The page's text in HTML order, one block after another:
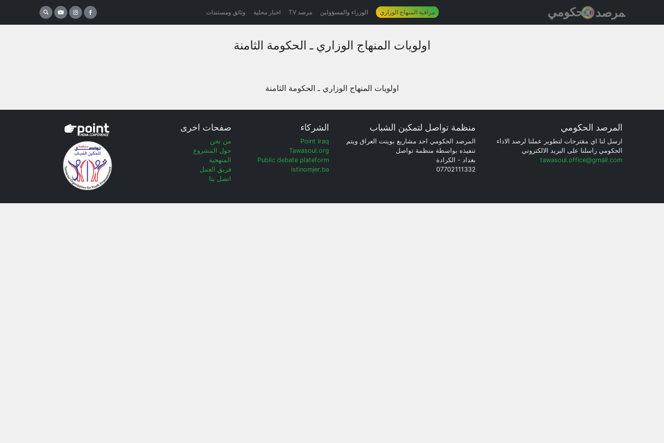
وثائق ومستندات اخبار محلية مرصد TV الوزراء والمسؤولين مراقبة المنهاج الوزاري
اولويات المنهاج الوزاري ـ الحكومة الثامنة
اولويات المنهاج الوزاري ـ الحكومة الثامنة
المرصد الحكومي
ارسل لنا اي مقترحات لتطوير عملنا لرصد الاداء
الحكومي راسلنا على البريد الالكتروني
tawasoul.office@gmail.com
منظمة تواصل لتمكين الشباب
المرصد الحكومي احد مشاريع بوينت العراق ويتم
تنفيذه بواسطة منظمة تواصل
بغداد - الكرادة
07702111332
الشركاء
Point Iraq
Tawasoul.org
Public debate plateform
istinomjer.ba
صفحات اخرى
من نحن
حول المشروع
المنهجية
فريق العمل
اتصل بنا